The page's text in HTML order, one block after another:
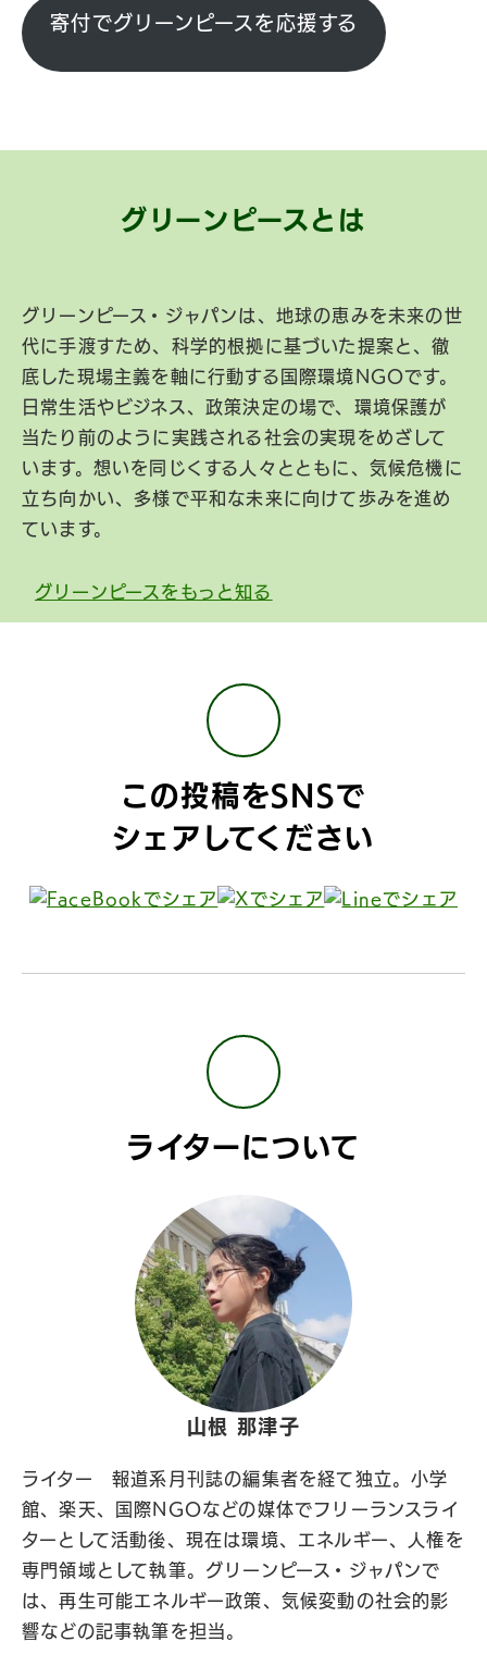
寄付でグリーンピースを応援する
グリーンピースとは
グリーンピース・ジャパンは、地球の恵みを未来の世
代に手渡すため、科学的根拠に基づいた提案と、徹
底した現場主義を軸に行動する国際環境NGOです。
日常生活やビジネス、政策決定の場で、環境保護が
当たり前のように実践される社会の実現をめざして
います。想いを同じくする人々とともに、気候危機に
立ち向かい、多様で平和な未来に向けて歩みを進め
ています。
グリーンピースをもっと知る
この投稿をSNSで
シェアしてください
ライターについて
山根 那津子
ライター 報道系月刊誌の編集者を経て独立。小学
館、楽天、国際NGOなどの媒体でフリーランスライ
ターとして活動後、現在は環境、エネルギー、人権を
専門領域として執筆。グリーンピース・ジャパンで
は、再生可能エネルギー政策、気候変動の社会的影
響などの記事執筆を担当。